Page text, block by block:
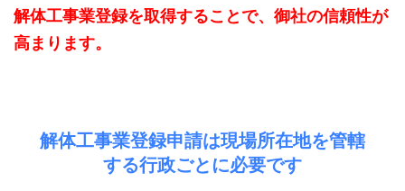
解体工事業登録を取得することで、御社の信頼性が
高まります。
解体工事業登録申請は現場所在地を管轄
する行政ごとに必要です